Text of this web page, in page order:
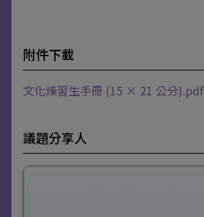
附件下載
文化煉習生手冊 (15 × 21 公分).pdf
議題分享人